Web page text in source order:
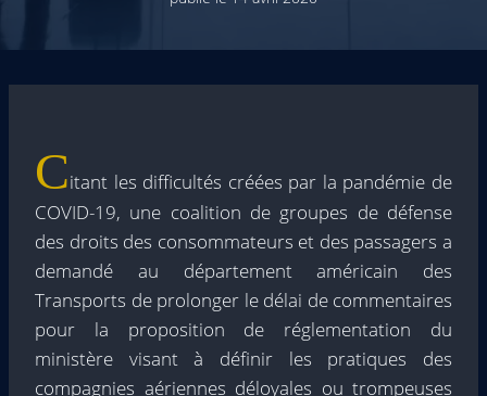
Citant les difficultés créées par la pandémie de
COVID-19, une coalition de groupes de défense
des droits des consommateurs et des passagers a
demandé au département américain des
Transports de prolonger le délai de commentaires
pour la proposition de réglementation du
ministère visant à définir les pratiques des
compagnies aériennes déloyales ou trompeuses